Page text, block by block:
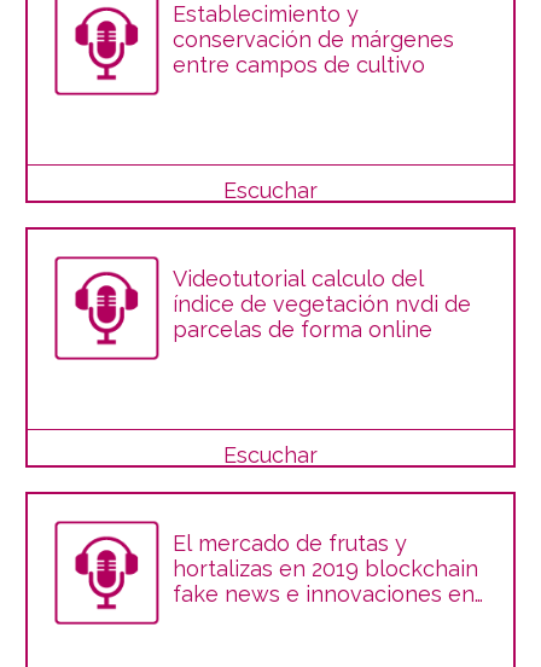
Establecimiento y
conservación de márgenes
entre campos de cultivo
Escuchar
Videotutorial calculo del
índice de vegetación nvdi de
parcelas de forma online
Escuchar
El mercado de frutas y
hortalizas en 2019 blockchain
fake news e innovaciones en